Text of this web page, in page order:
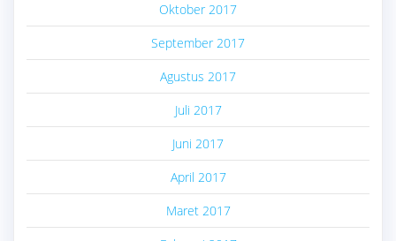
Oktober 2017
September 2017
Agustus 2017
Juli 2017
Juni 2017
April 2017
Maret 2017